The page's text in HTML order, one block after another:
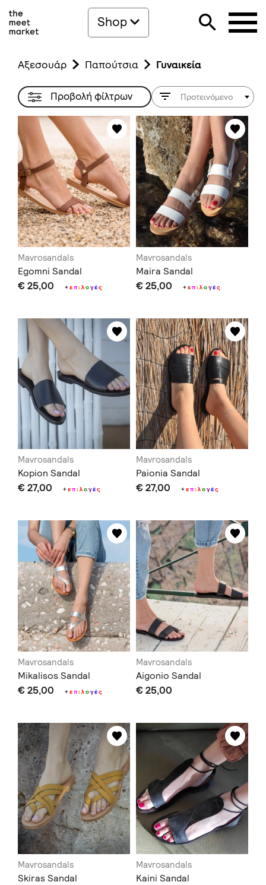
Shop
Αξεσουάρ Παπούτσια Γυναικεία
Προβολή φίλτρων Προτεινόμενο
Mavrosandals
Egomni Sandal
€ 25,00 +επιλογές
Mavrosandals
Maira Sandal
€ 25,00 +επιλογές
Mavrosandals
Kopion Sandal
€ 27,00 +επιλογές
Mavrosandals
Paionia Sandal
€ 27,00 +επιλογές
Mavrosandals
Mikalisos Sandal
€ 25,00 +επιλογές
Mavrosandals
Aigonio Sandal
€ 25,00
Mavrosandals
Skiras Sandal
Mavrosandals
Kaini Sandal